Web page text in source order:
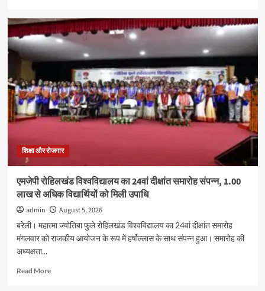
छात्रों
के
अधिकारों
को
रामपुर
में
युवा
कांग्रेस
कई
दी
गिरफ्तारी
शिक्षा और रोजगार
एमजेपी रोहिलखंड विश्वविद्यालय का 24वां दीक्षांत समारोह संपन्न, 1.00
लाख से अधिक विद्यार्थियों को मिली उपाधि
admin
August 5, 2026
बरेली। महात्मा ज्योतिबा फुले रोहिलखंड विश्वविद्यालय का 24वां दीक्षांत समारोह
मंगलवार को राजकीय आयोजन के रूप में हर्षोल्लास के साथ संपन्न हुआ। समारोह की
अध्यक्षता...
Read MoreRead